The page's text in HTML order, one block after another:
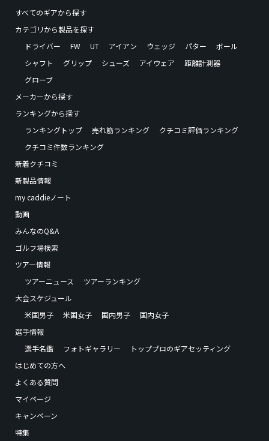
すべてのギアから探す
カテゴリから製品を探す
ドライバー
FW UT アイアン ウェッジ パター
ボール
シャフト
グリップ シューズ アイウェア
距離計測器
グローブ
メーカーから探す
ランキングから探す
ランキングトップ
売れ筋ランキング
クチコミ評価ランキング
クチコミ件数ランキング
新着クチコミ
新製品情報
my caddieノート
動画
みんなのQ&A
ゴルフ場検索
ツアー情報
ツアーニュース
ツアーランキング
大会スケジュール
米国男子
米国女子 国内男子
国内女子
選手情報
選手名鑑
フォトギャラリー
トッププロのギアセッティング
はじめての方へ
よくある質問
マイページ
キャンペーン
特集